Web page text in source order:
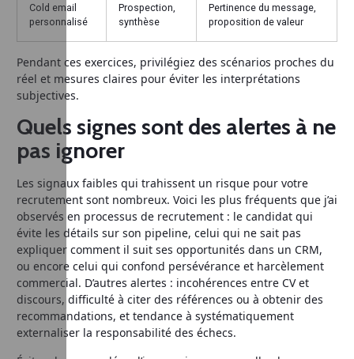
Cold email
personnalisé
Prospection,
synthèse
Pertinence du message,
proposition de valeur
Pendant ces exercices, privilégiez des scénarios proches du
réel et mesures claires pour éviter les interprétations
subjectives.
Quels signes sont des alertes à ne
pas ignorer
Les signaux faibles qui trahissent un risque pour votre
recrutement sont nombreux. Voici les plus fréquents que j’ai
observés en processus de recrutement : le candidat qui
évite les détails sur son pipeline, celui qui ne sait pas
expliquer comment il suit ses opportunités dans un CRM,
ou encore celui qui confond persévérance et harcèlement
commercial. D’autres alertes : incohérences entre CV et
discours, difficulté à citer des références ou à obtenir des
recommandations, et tendance à systématiquement
externaliser la responsabilité des échecs.